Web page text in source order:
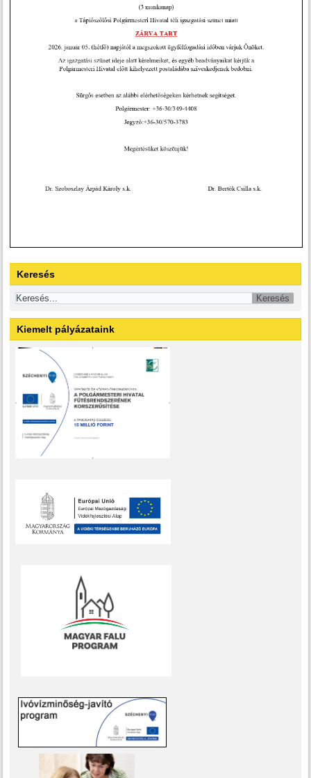
Keresés
Kiemelt pályázataink